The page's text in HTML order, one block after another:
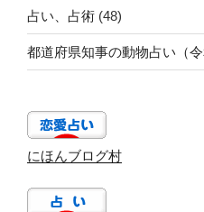
占い、占術 (48)
都道府県知事の動物占い（
にほんブログ村